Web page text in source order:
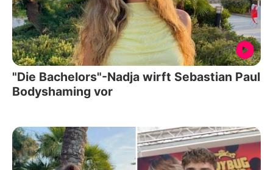
"Die Bachelors"-Nadja wirft Sebastian Paul
Bodyshaming vor